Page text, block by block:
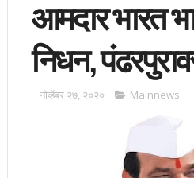
आमदार भारत
निधन,
नोव्हेंबर २७, २०२० Mainnews